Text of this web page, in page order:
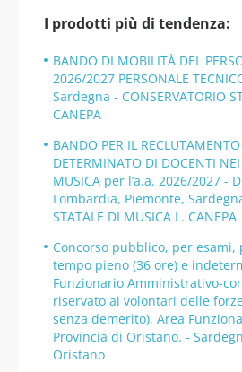
I prodotti più di tendenza:
BANDO DI MOBILITÀ DEL
2026/2027 PERSONALE
Sardegna - CONSERVATORIO
CANEPA
BANDO PER IL
DETERMINATO DI DOCENTI
MUSICA per l’a.a. 2026/2027 -
Lombardia, Piemonte,
STATALE DI MUSICA L. CANEPA
Concorso pubblico, per
tempo pieno (36 ore) e
Funzionario Amministrativo-
riservato ai volontari delle
senza demerito), Area
Provincia di Oristano. -
Oristano